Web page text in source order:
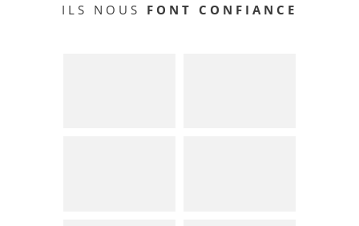
ILS NOUS FONT CONFIANCE